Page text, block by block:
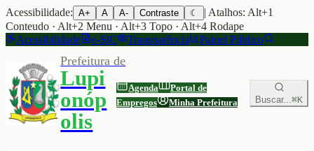
Acessibilidade: A+ A A- Contraste ☾
| Atalhos: Alt+1
Conteudo · Alt+2 Menu · Alt+3 Topo · Alt+4 Rodape
Acessibilidade
e-SIC Transparência Painel Público
Prefeitura de
Lupi
onóp
olis
Agenda
Portal de
Empregos
Minha Prefeitura Buscar...⌘K